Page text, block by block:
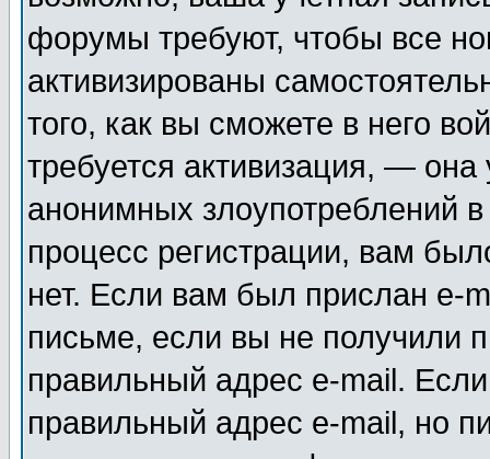
форумы требуют, чтобы все
активизированы
того, как вы сможете в него
требуется активизация, —
анонимных злоупотреблений
процесс регистрации, вам
нет. Если вам был прислан e-
письме, если вы не получили
правильный адрес e-mail.
правильный адрес e-mail, но